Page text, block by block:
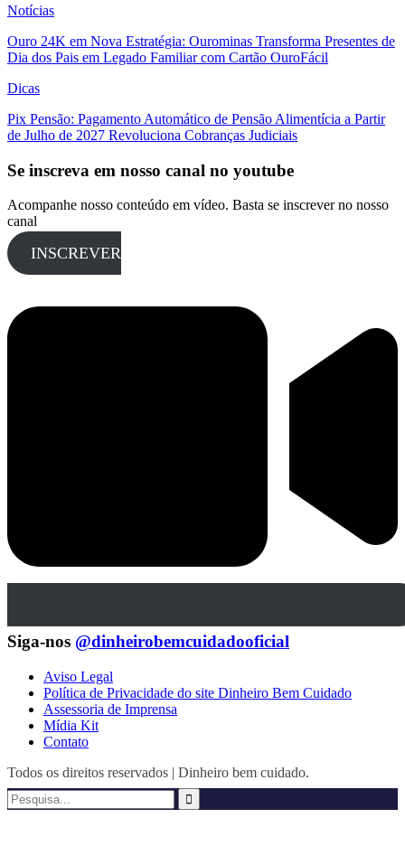
Notícias
Ouro 24K em Nova Estratégia: Ourominas Transforma Presentes de
Dia dos Pais em Legado Familiar com Cartão OuroFácil
Dicas
Pix Pensão: Pagamento Automático de Pensão Alimentícia a Partir
de Julho de 2027 Revoluciona Cobranças Judiciais
Se inscreva em nosso canal no youtube
Acompanhe nosso conteúdo em vídeo. Basta se inscrever no nosso
canal
INSCREVER
Siga-nos @dinheirobemcuidadooficial
Aviso Legal
Política de Privacidade do site Dinheiro Bem Cuidado
Assessoria de Imprensa
Mídia Kit
Contato
Todos os direitos reservados | Dinheiro bem cuidado.